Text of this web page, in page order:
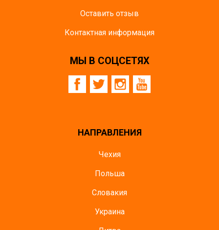
Оставить отзыв
Контактная информация
МЫ В СОЦСЕТЯХ
НАПРАВЛЕНИЯ
Чехия
Польша
Словакия
Украина